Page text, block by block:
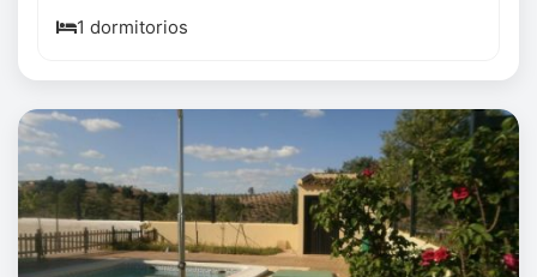
1 dormitorios